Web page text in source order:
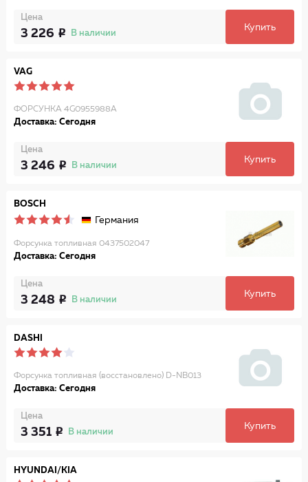
Цена
3 226 В наличии
Купить
VAG
ФОРСУНКА 4G0955988A
Доставка: Сегодня
Цена
3 246 В наличии
Купить
BOSCH
Германия
Форсунка топливная 0437502047
Доставка: Сегодня
Цена
3 248 В наличии
Купить
DASHI
Форсунка топливная (восстановлено) D-NB013
Доставка: Сегодня
Цена
3 351 В наличии
Купить
HYUNDAI/KIA